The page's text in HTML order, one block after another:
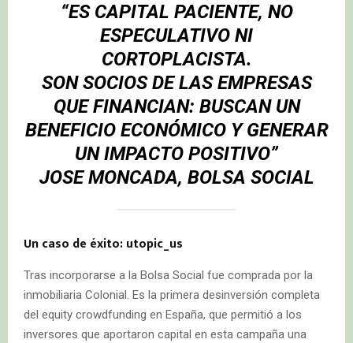
“ES CAPITAL PACIENTE, NO
ESPECULATIVO NI
CORTOPLACISTA.
SON SOCIOS DE LAS EMPRESAS
QUE FINANCIAN: BUSCAN UN
BENEFICIO ECONÓMICO Y GENERAR
UN IMPACTO POSITIVO”
JOSE MONCADA, BOLSA SOCIAL
Un caso de éxito: utopic_us
Tras incorporarse a la Bolsa Social fue comprada por la
inmobiliaria Colonial. Es la primera desinversión completa
del equity crowdfunding en España, que permitió a los
inversores que aportaron capital en esta campaña una